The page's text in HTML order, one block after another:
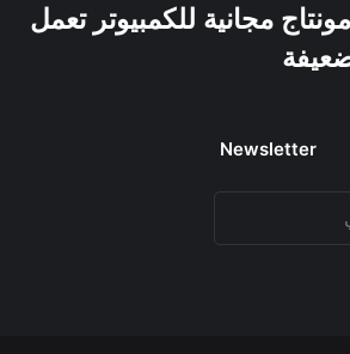
مونتاج مجانية للكمبيوتر تعمل
Newsletter